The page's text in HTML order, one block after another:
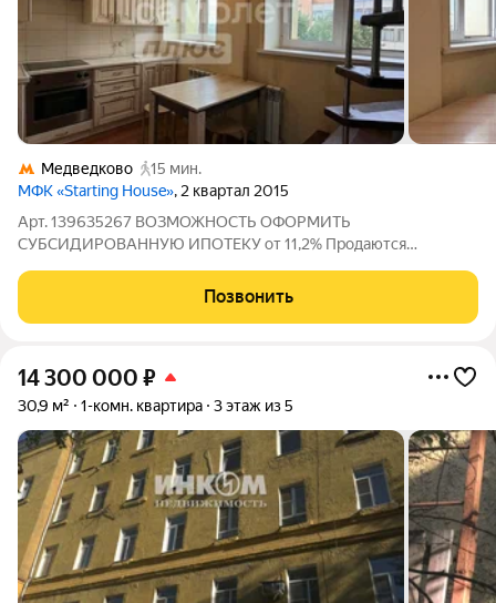
Медведково
15 мин.
МФК «Starting House», 2 квартал 2015
Арт. 139635267 ВОЗМОЖНОСТЬ ОФОРМИТЬ
СУБСИДИРОВАННУЮ ИПОТЕКУ от 11,2% Продаются
Москвы. Это не просто квартира это полноценное
пространство с двумя уровнями, двумя большими окнами и
Позвонить
14 300 000 ₽
30,9 м² 1-комн. квартира 3 этаж из 5